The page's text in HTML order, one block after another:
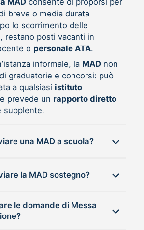
breve o media durata
lo scorrimento delle
restano posti vacanti in
o personale ATA.
informale, la MADnon
graduatorie e concorsi: può
a qualsiasi istituto
prevede un rapporto diretto
supplente.
Chi può inviare una MAD a scuola?
la MAD sostegno?
le domande di Messa